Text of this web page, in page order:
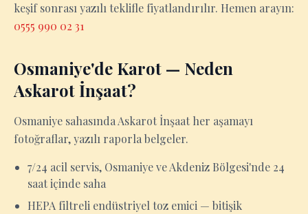
keşif sonrası yazılı teklifle fiyatlandırılır. Hemen arayın:
0555 990 02 31
Osmaniye'de Karot — Neden
Askarot İnşaat?
Osmaniye sahasında Askarot İnşaat her aşamayı
fotoğraflar, yazılı raporla belgeler.
7/24 acil servis, Osmaniye ve Akdeniz Bölgesi'nde 24
saat içinde saha
HEPA filtreli endüstriyel toz emici — bitişik